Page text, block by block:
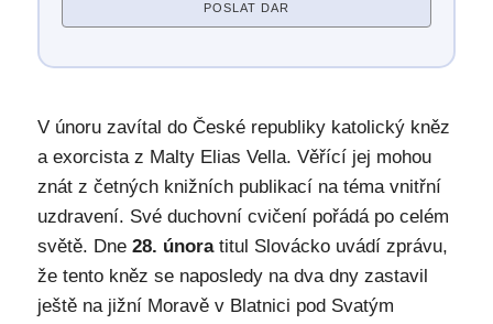
POSLAT DAR
V únoru zavítal do České republiky katolický kněz
a exorcista z Malty Elias Vella. Věřící jej mohou
znát z četných knižních publikací na téma vnitřní
uzdravení. Své duchovní cvičení pořádá po celém
světě. Dne 28. únoratitul Slovácko uvádí zprávu,
že tento kněz se naposledy na dva dny zastavil
ještě na jižní Moravě v Blatnici pod Svatým